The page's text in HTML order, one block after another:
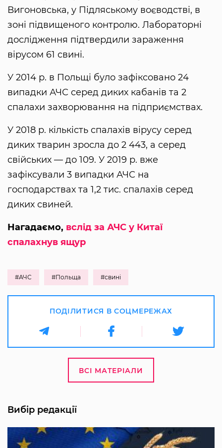
Вигоновська, у Підляському воєводстві, в
зоні підвищеного контролю. Лабораторні
дослідження підтвердили зараження
вірусом 61 свині.
У 2014 р. в Польщі було зафіксовано 24
випадки АЧС серед диких кабанів та 2
спалахи захворювання на підприємствах.
У 2018 р. кількість спалахів вірусу серед
диких тварин зросла до 2 443, а серед
свійських — до 109. У 2019 р. вже
зафіксували 3 випадки АЧС на
господарствах та 1,2 тис. спалахів серед
диких свиней.
Нагадаємо, вслід за АЧС у Китаї
спалахнув ящур
#АЧС #Польща #свині
ПОДІЛИТИСЯ В СОЦМЕРЕЖАХ
ВСІ МАТЕРІАЛИ
Вибір редакції